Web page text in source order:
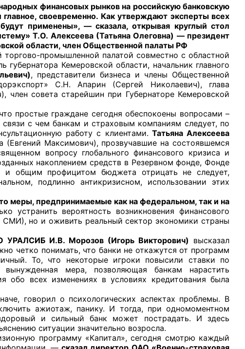
ОБРАТНАЯ СВЯЗЬ
органов
условий
финансовых рынков на российскую банковскую
своевременно. Как утверждают эксперты всех
применены», — сказала, открывая круглый стол
Т.О. Алексеева (Татьяна Олеговна) — президент
области, член Общественной палаты РФ
промышленной палатой совместно с областной
Кемеровской области, начальник главного
, представители бизнеса и члены Общественной
С.Н. Апарин (Сергей Николаевич), глава
член совета старейшин при Губернаторе Кемеровской
простые граждане сегодня обеспокоены вопросами –
с чем банкам и страховым компаниям следует, по
работу с клиентами. Татьяна Алексеева
Максимович), прозвучавшие на состоявшемся
вопросу глобального финансового кризиса и
накоплением средств в Резервном фонде, Фонде
и общим профицитом бюджета отрицать не следует,
подлинно антикризисном, использовании этих
меры, предпринимаемые как на федеральном, так и на
устранить вероятность возникновения финансового
СМИ), но и оживить реальный сектор экономики страны
УРАЛСИБ И.В. Морозов (Игорь Викторович) высказал
четко понимать, что банки не откажутся от программ
То, что некоторые игроки повысили ставки по
мера, позволяющая банкам нарастить
обо всех изменениях в условиях кредитования была
говорил о психологических аспектах проблемы. В
ажиотаж, панику. И тогда, при одномоментном
и сильный банк может пострадать. И здесь
ситуации значительно возросла.
программу «Капитал», сегодня смотрю каждый